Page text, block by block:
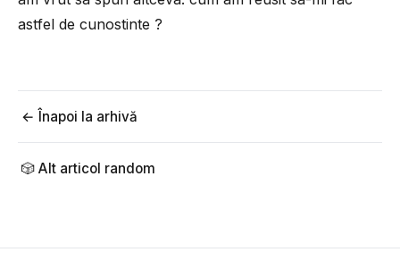
astfel de cunostinte ?
← Înapoi la arhivă
🎲 Alt articol random